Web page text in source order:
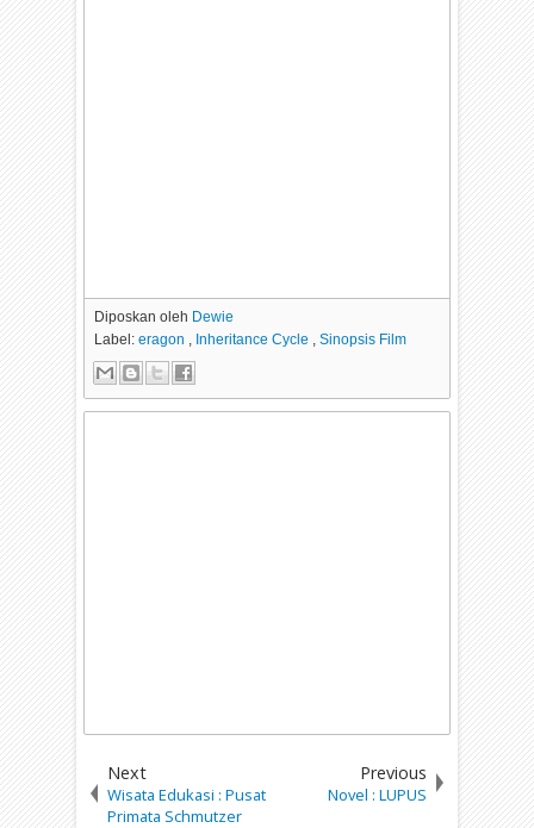
Diposkan oleh Dewie
Label:eragon Inheritance Cycle ,Sinopsis Film
Next
Wisata Edukasi : Pusat
Primata Schmutzer
Previous
Novel : LUPUS